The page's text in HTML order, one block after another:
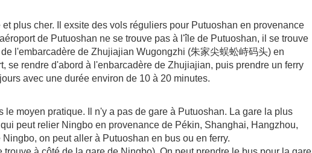
plus cher. Il exsite des vols réguliers pour Putuoshan en provenance
de Putuoshan ne se trouve pas à l'île de Putuoshan, il se trouve
l'embarcadère de Zhujiajian Wugongzhi (朱家尖蜈蚣峙码头) en
se rendre d'abord à l'enbarcadère de Zhujiajian, puis prendre un ferry
avec une durée environ de 10 à 20 minutes.
moyen pratique. Il n'y a pas de gare à Putuoshan. La gare la plus
peut relier Ningbo en provenance de Pékin, Shanghai, Hangzhou,
on peut aller à Putuoshan en bus ou en ferry.